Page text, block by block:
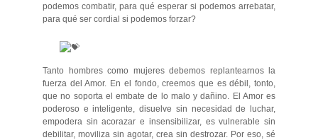
podemos combatir, para qué esperar si podemos arrebatar,
para qué ser cordial si podemos forzar?
Tanto hombres como mujeres debemos replantearnos la
fuerza del Amor. En el fondo, creemos que es débil, tonto,
que no soporta el embate de lo malo y dañino. El Amor es
poderoso e inteligente, disuelve sin necesidad de luchar,
empodera sin acorazar e insensibilizar, es vulnerable sin
debilitar, moviliza sin agotar, crea sin destrozar. Por eso, sé